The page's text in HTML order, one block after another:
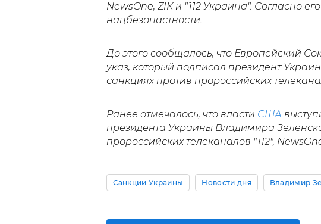
NewsOne, ZIK и "112 Украина". Согласно
нацбезопастности.
До этого сообщалось, что Европейский
указ, который подписал президент
санкциях против пророссийских
Ранее отмечалось, что власти США
президента Украины Владимира
пророссийских телеканалов "112",
Санкции Украины Новости дня Владимир